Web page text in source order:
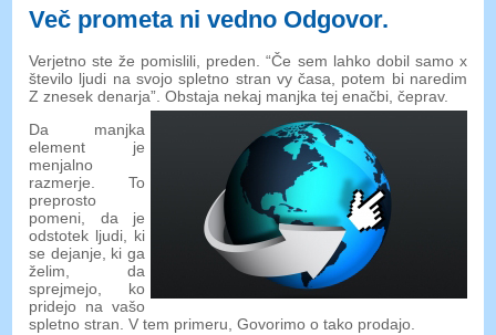
Več prometa ni vedno Odgovor.
Verjetno ste že pomislili, preden. “Če sem lahko dobil samo x
število ljudi na svojo spletno stran vy časa, potem bi naredim
Z znesek denarja”. Obstaja nekaj manjka tej enačbi, čeprav.
Da manjka
element je
menjalno
razmerje. To
preprosto
pomeni, da je
odstotek ljudi, ki
se dejanje, ki ga
želim, da
sprejmejo, ko
pridejo na vašo
spletno stran. V tem primeru, Govorimo o tako prodajo.